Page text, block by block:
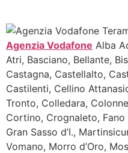
Agenzia Vodafone Alba
Atri, Basciano, Bellante,
Castagna, Castellalto,
Castilenti, Cellino
Tronto, Colledara,
Cortino, Crognaleto,
Gran Sasso d’I.,
Vomano, Morro d’Oro,